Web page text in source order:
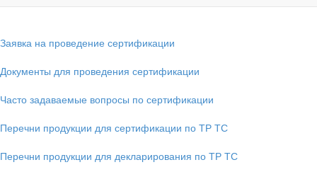
Заявка на проведение сертификации
Документы для проведения сертификации
Часто задаваемые вопросы по сертификации
Перечни продукции для сертификации по ТР ТС
Перечни продукции для декларирования по ТР ТС